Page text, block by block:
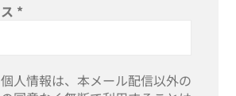
*
人情報は、本メール配信以外の